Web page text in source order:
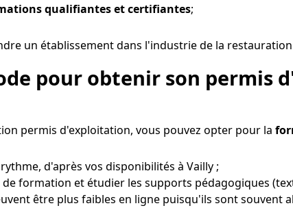
qualifiantes et certifiantes;
un établissement dans l'industrie de la restauration
pour obtenir son permis
permis d'exploitation, vous pouvez opter pour la
d'après vos disponibilités à Vailly ;
formation et étudier les supports pédagogiques
être plus faibles en ligne puisqu'ils sont souvent